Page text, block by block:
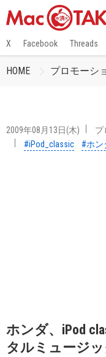
X Facebook Threads
HOME プロモーシ
2009年08月13日(木)
プ
#iPod_classic
#ホン
ホンダ、iPod
タルミュージ